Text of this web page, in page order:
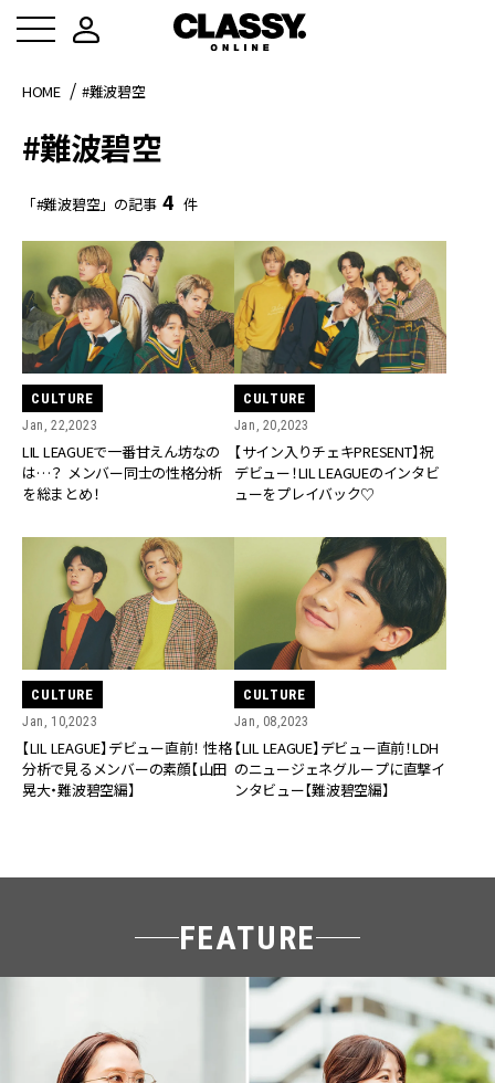
HOME #難波碧空
#難波碧空
「#難波碧空」の記事 4 件
CULTURE
Jan, 22,2023
LIL LEAGUEで一番甘えん坊なの
は…？ メンバー同士の性格分析
を総まとめ！
CULTURE
Jan, 20,2023
【サイン入りチェキPRESENT】祝
デビュー！LIL LEAGUEのインタビ
ューをプレイバック♡
CULTURE
Jan, 10,2023
【LIL LEAGUE】デビュー直前！ 性格
分析で見るメンバーの素顔【山田
晃大・難波碧空編】
CULTURE
Jan, 08,2023
【LIL LEAGUE】デビュー直前！LDH
のニュージェネグループに直撃イ
ンタビュー【難波碧空編】
FEATURE